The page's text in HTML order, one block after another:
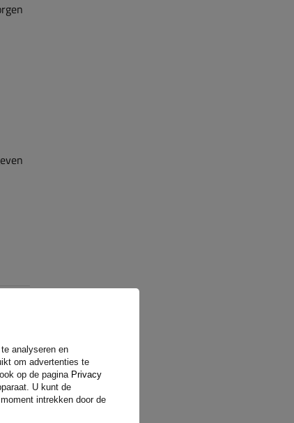
analyseren en
om advertenties te
op de pagina Privacy
U kunt de
intrekken door de